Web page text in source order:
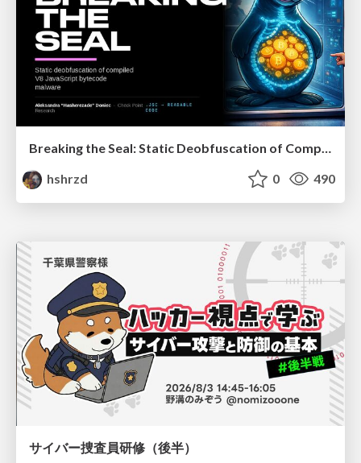
hshrzd
0 490
サイバー捜査員研修（後半）